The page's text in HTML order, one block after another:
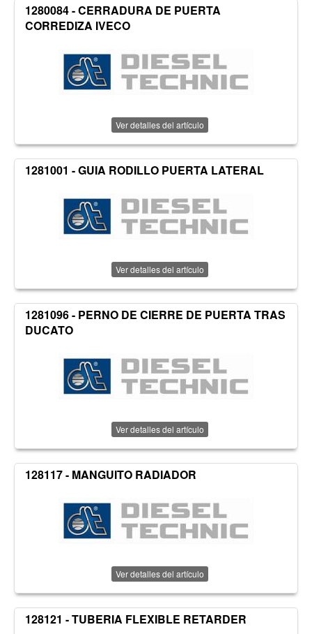
1280084 - CERRADURA DE PUERTA
CORREDIZA IVECO
Ver detalles del artículo
1281001 - GUIA RODILLO PUERTA LATERAL
Ver detalles del artículo
1281096 - PERNO DE CIERRE DE PUERTA TRAS
DUCATO
Ver detalles del artículo
128117 - MANGUITO RADIADOR
Ver detalles del artículo
128121 - TUBERIA FLEXIBLE RETARDER